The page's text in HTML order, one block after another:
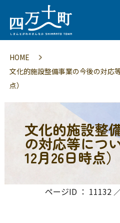
HOME
文化的施設整備事業の今後の対応
点）
文化的施設整
の対応等につ
12月26日時点）
ページID ： 11132